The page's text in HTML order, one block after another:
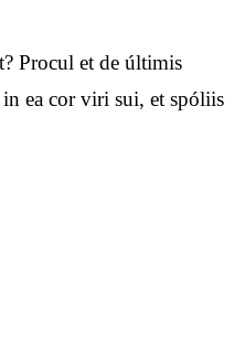
Procul et de últimis
ea cor viri sui, et spóliis